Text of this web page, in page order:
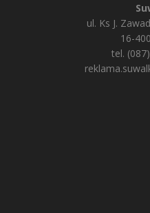
ul. Ks J.
16-
tel.